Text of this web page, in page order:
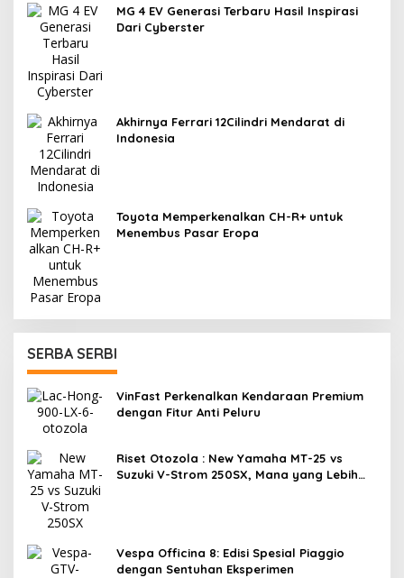
MG 4 EV Generasi Terbaru Hasil Inspirasi
Dari Cyberster
Akhirnya Ferrari 12Cilindri Mendarat di
Indonesia
Toyota Memperkenalkan CH-R+ untuk
Menembus Pasar Eropa
SERBA SERBI
VinFast Perkenalkan Kendaraan Premium
dengan Fitur Anti Peluru
Riset Otozola : New Yamaha MT-25 vs
Suzuki V-Strom 250SX, Mana yang Lebih
Vespa Officina 8: Edisi Spesial Piaggio
dengan Sentuhan Eksperimen